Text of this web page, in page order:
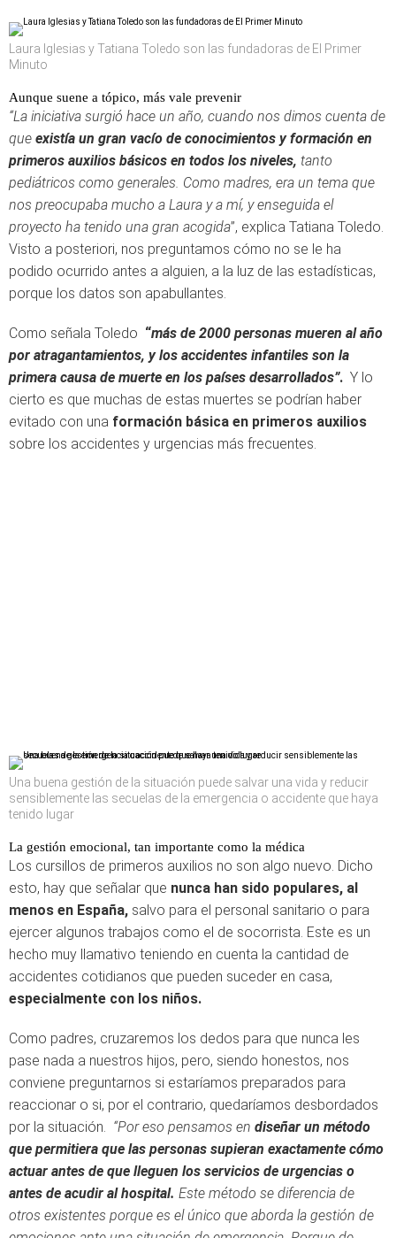
Laura Iglesias y Tatiana Toledo son las fundadoras de El Primer
Minuto
Aunque suene a tópico, más vale prevenir
“La iniciativa surgió hace un año, cuando nos dimos cuenta de
que existía un gran vacío de conocimientos y formación en
primeros auxilios básicos en todos los niveles, tanto
pediátricos como generales. Como madres, era un tema que
nos preocupaba mucho a Laura y a mí, y enseguida el
proyecto ha tenido una gran acogida”, explica Tatiana Toledo.
Visto a posteriori, nos preguntamos cómo no se le ha
podido ocurrido antes a alguien, a la luz de las estadísticas,
porque los datos son apabullantes.
Como señala Toledo “más de 2000 personas mueren al año
por atragantamientos, y los accidentes infantiles son la
primera causa de muerte en los países desarrollados”. Y lo
cierto es que muchas de estas muertes se podrían haber
evitado con una formación básica en primeros auxilios
sobre los accidentes y urgencias más frecuentes.
Una buena gestión de la situación puede salvar una vida y reducir
sensiblemente las secuelas de la emergencia o accidente que haya
tenido lugar
La gestión emocional, tan importante como la médica
Los cursillos de primeros auxilios no son algo nuevo. Dicho
esto, hay que señalar que nunca han sido populares, al
menos en España, salvo para el personal sanitario o para
ejercer algunos trabajos como el de socorrista. Este es un
hecho muy llamativo teniendo en cuenta la cantidad de
accidentes cotidianos que pueden suceder en casa,
especialmente con los niños.
Como padres, cruzaremos los dedos para que nunca les
pase nada a nuestros hijos, pero, siendo honestos, nos
conviene preguntarnos si estaríamos preparados para
reaccionar o si, por el contrario, quedaríamos desbordados
por la situación. “Por eso pensamos en diseñar un método
que permitiera que las personas supieran exactamente cómo
actuar antes de que lleguen los servicios de urgencias o
antes de acudir al hospital. Este método se diferencia de
otros existentes porque es el único que aborda la gestión de